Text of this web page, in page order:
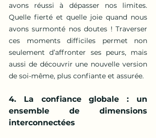
avons réussi à dépasser nos limites.
Quelle fierté et quelle joie quand nous
avons surmonté nos doutes ! Traverser
ces moments difficiles permet non
seulement d’affronter ses peurs, mais
aussi de découvrir une nouvelle version
de soi-même, plus confiante et assurée.
4. La confiance globale : un
ensemble de dimensions
interconnectées